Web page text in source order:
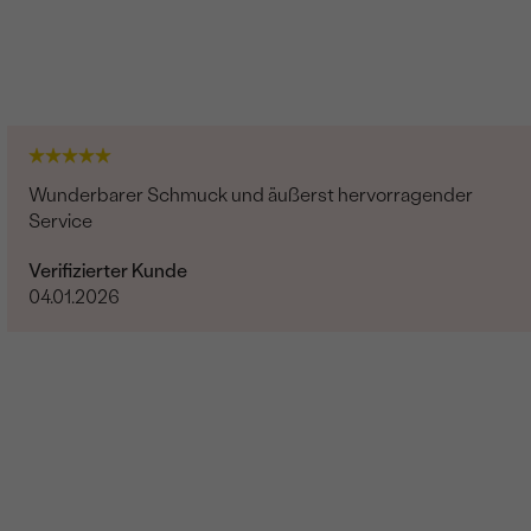
Wunderbarer Schmuck und äußerst hervorragender
Service
Verifizierter Kunde
04.01.2026